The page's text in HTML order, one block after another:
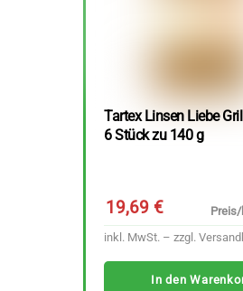
Tartex Linsen Liebe
6 Stück zu 140 g
19,69€
Preis/
inkl. MwSt. – zzgl.
In den